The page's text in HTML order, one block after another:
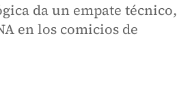
da un empate técnico,
en los comicios de